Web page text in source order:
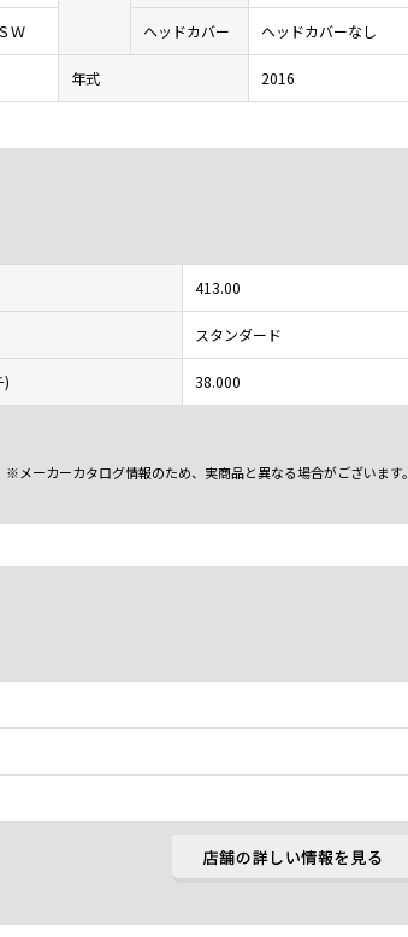
Ｗ ヘッドカバー ヘッドカバーなし
年式 2016
413.00
スタンダード
) 38.000
※メーカーカタログ情報のため、実商品と異なる場合がございます。